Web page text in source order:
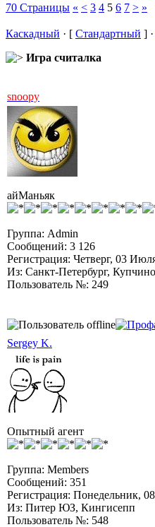
70 Страницы « < 3 4 5 6 7 > »
Каскадный · [ Стандартный ] ·
Игра считалка
snoopy
айМаньяк
Группа: Admin
Сообщений: 3 126
Регистрация: Четверг, 03
Из: Санкт-Петербург,
Пользователь №: 249
Sergey K.
Опытный агент
Группа: Members
Сообщений: 351
Регистрация: Понедельник,
Из: Питер ЮЗ, Кингисепп
Пользователь №: 548